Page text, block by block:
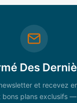
Des
et recevez
bons plans exclusifs